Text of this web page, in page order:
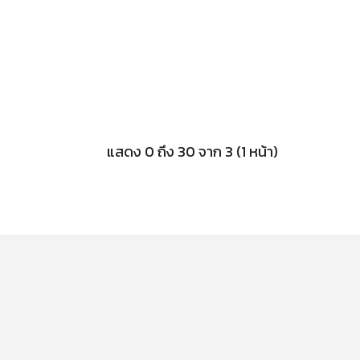
แสดง 0 ถึง 30 จาก 3 (1 หน้า)